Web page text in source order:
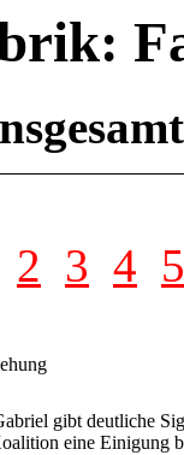
2 3 4 5
gibt deutliche
eine Einigung